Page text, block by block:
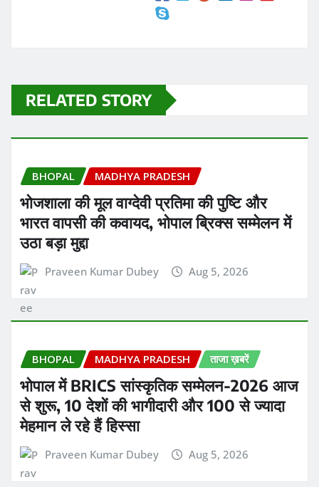
RELATED STORY
BHOPAL MADHYA PRADESH
भोजशाला की मूल वाग्देवी प्रतिमा की पुष्टि और
भारत वापसी की कवायद, भोपाल ब्रिक्स सम्मेलन में
उठा बड़ा मुद्दा
Praveen Kumar Dubey Aug 5, 2026
BHOPAL MADHYA PRADESH ताजा ख़बरें
भोपाल में BRICS सांस्कृतिक सम्मेलन-2026 आज
से शुरू, 10 देशों की भागीदारी और 100 से ज्यादा
मेहमान ले रहे हैं हिस्सा
Praveen Kumar Dubey Aug 5, 2026